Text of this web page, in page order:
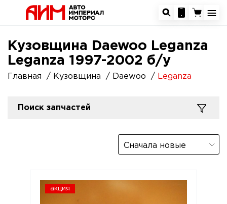
Кузовщина Daewoo Leganza
Leganza 1997-2002 б/у
Главная Кузовщина Daewoo Leganza
Поиск запчастей
Сначала новые
акция